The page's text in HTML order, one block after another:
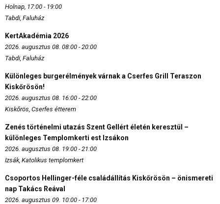
Holnap, 17:00 - 19:00
Tabdi, Faluház
KertAkadémia 2026
2026. augusztus 08. 08:00 - 20:00
Tabdi, Faluház
Különleges burgerélmények várnak a Cserfes Grill Teraszon
Kiskőrösön!
2026. augusztus 08. 16:00 - 22:00
Kiskőrös, Cserfes étterem
Zenés történelmi utazás Szent Gellért életén keresztül –
különleges Templomkerti est Izsákon
2026. augusztus 08. 19:00 - 21:00
Izsák, Katolikus templomkert
Csoportos Hellinger-féle családállítás Kiskőrösön – önismereti
nap Takács Reával
2026. augusztus 09. 10:00 - 17:00